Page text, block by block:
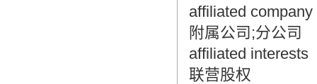
affiliated company
附属公司;分公司
affiliated interests
联营股权